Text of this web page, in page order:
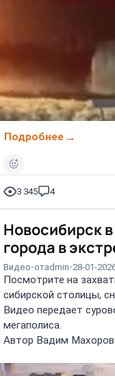
Подробнее
3 345 4
Новосибирск
города в
Видео отadmin 28-01-
Посмотрите на
сибирской столицы,
Видео передает
мегаполиса.
Автор Вадим Махоров.